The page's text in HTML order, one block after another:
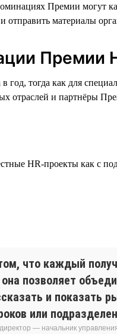
Премии могут
отправить материалы
Премии
тогда как для
отраслей и партнёры
HR-проекты как с
что каждый
позволяет
и показать
или
— начальник